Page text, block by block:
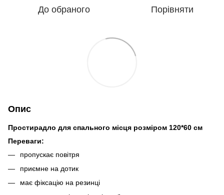
До обраного Порівняти
Опис
Простирадло для спального місця розміром 120*60 см
Переваги:
пропускає повітря
приємне на дотик
має фіксацію на резинці